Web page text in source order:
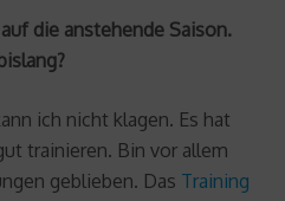
die anstehende Saison.
ich nicht klagen. Es hat
trainieren. Bin vor allem
geblieben. Das Training